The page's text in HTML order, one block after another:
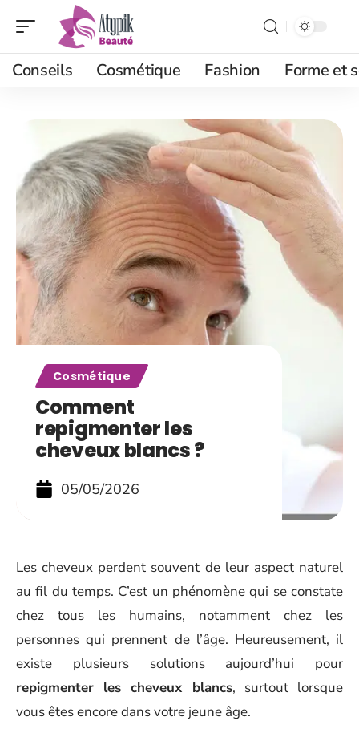
Conseils Cosmétique Fashion Forme et
Cosmétique
Comment
repigmenter les
cheveux blancs ?
05/05/2026
Les cheveux perdent souvent de leur aspect naturel
au fil du temps. C’est un phénomène qui se constate
chez tous les humains, notamment chez les
personnes qui prennent de l’âge. Heureusement, il
existe plusieurs solutions aujourd’hui pour
repigmenter les cheveux blancs, surtout lorsque
vous êtes encore dans votre jeune âge.